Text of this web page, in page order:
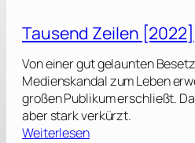
Tausend Zeilen [2022]
Von einer gut gelaunten
Medienskandal zum Leben
großen Publikum erschließt.
aber stark verkürzt.
Weiterlesen: